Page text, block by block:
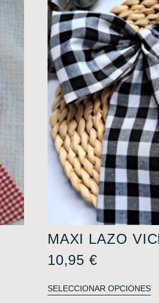
MAXI LAZO
10,95€
SELECCIONAR OPCIONES